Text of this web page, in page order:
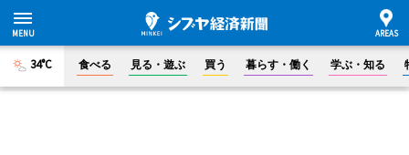
34°C 食べる 見る・遊ぶ 買う 暮らす・働く 学ぶ・知る